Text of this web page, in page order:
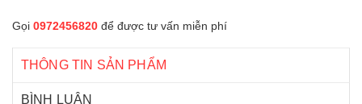
Gọi 0972456820 để được tư vấn miễn phí
THÔNG TIN SẢN PHẨM
BÌNH LUẬN